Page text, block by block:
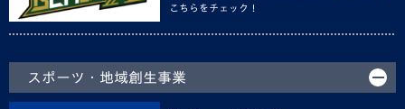
こちらをチェック！
スポーツ・地域創生事業